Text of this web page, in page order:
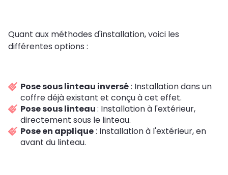
Quant aux méthodes d'installation, voici les
différentes options :
Pose sous linteau inversé: Installation dans un
coffre déjà existant et conçu à cet effet.
Pose sous linteau: Installation à l'extérieur,
directement sous le linteau.
Pose en applique: Installation à l'extérieur, en
avant du linteau.